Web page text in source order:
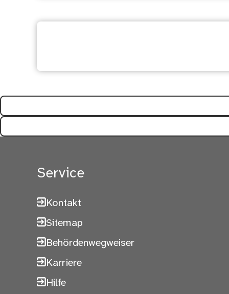
Service
Kontakt
Sitemap
Behördenwegweiser
Karriere
Hilfe